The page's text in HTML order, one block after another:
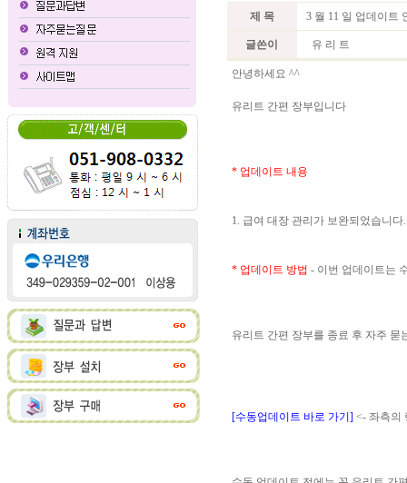
제 목 3 월 11 일 업데이트
글쓴이 유 리 트
안녕하세요 ^^
유리트 간편 장부입니다
* 업데이트 내용
1. 급여 대장 관리가 보완되었습니다.
* 업데이트 방법 - 이번 업데이트는
유리트 간편 장부를 종료 후 자주
[수동업데이트 바로 가기] <- 좌측의